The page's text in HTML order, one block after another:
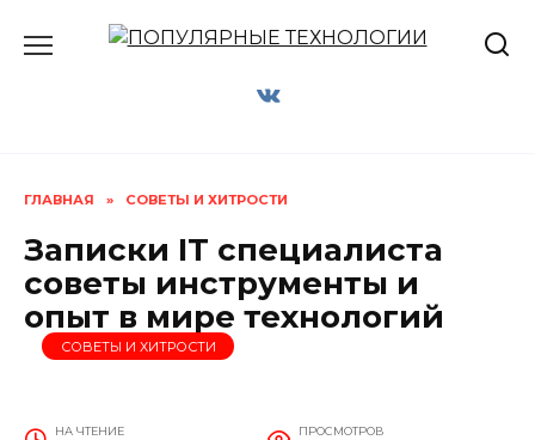
ГЛАВНАЯ » СОВЕТЫ И ХИТРОСТИ
Записки IT специалиста
советы инструменты и
опыт в мире технологий
СОВЕТЫ И ХИТРОСТИ
НА ЧТЕНИЕ ПРОСМОТРОВ